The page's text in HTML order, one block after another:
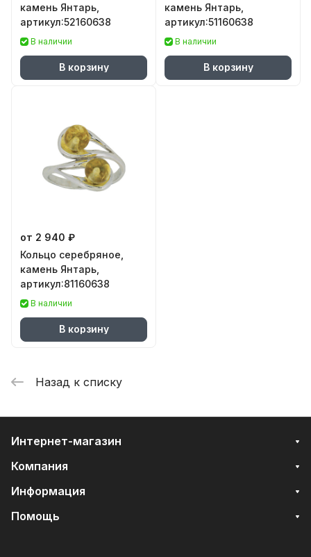
камень Янтарь,
артикул:52160638
В наличии
В корзину
камень Янтарь,
артикул:51160638
В наличии
В корзину
от 2 940 ₽
Кольцо серебряное,
камень Янтарь,
артикул:81160638
В наличии
В корзину
Назад к списку
Интернет-магазин
Компания
Информация
Помощь